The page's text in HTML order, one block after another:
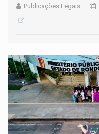
Publicações Legais